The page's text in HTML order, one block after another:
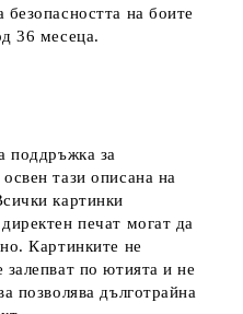
безопасността на боите
36 месеца.
поддръжка за
тази описана на
картинки
печат могат да
Картинките не
залепват по ютията и не
позволява дълготрайна